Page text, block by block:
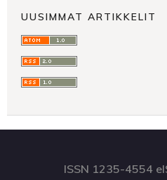
UUSIMMAT ARTIKKELIT
ISSN 1235-4554